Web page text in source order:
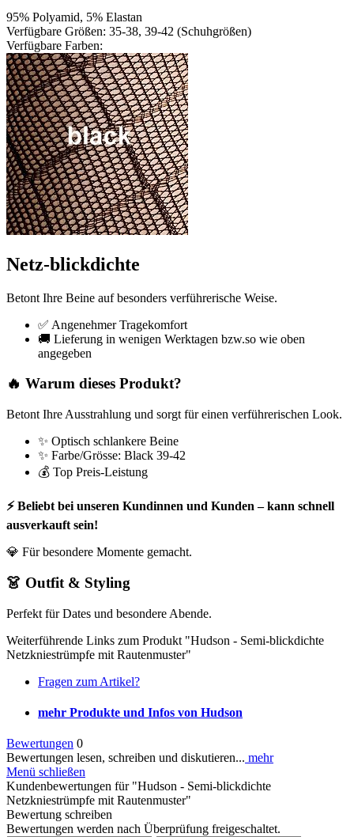
95% Polyamid, 5% Elastan
Verfügbare Größen: 35-38, 39-42 (Schuhgrößen)
Verfügbare Farben:
Netz-blickdichte
Betont Ihre Beine auf besonders verführerische Weise.
✅ Angenehmer Tragekomfort
🚚 Lieferung in wenigen Werktagen bzw.so wie oben
angegeben
🔥 Warum dieses Produkt?
Betont Ihre Ausstrahlung und sorgt für einen verführerischen Look.
✨ Optisch schlankere Beine
✨ Farbe/Grösse: Black 39-42
💰 Top Preis-Leistung
⚡ Beliebt bei unseren Kundinnen und Kunden – kann schnell
ausverkauft sein!
💎 Für besondere Momente gemacht.
👗 Outfit & Styling
Perfekt für Dates und besondere Abende.
Weiterführende Links zum Produkt "Hudson - Semi-blickdichte
Netzkniestrümpfe mit Rautenmuster"
Fragen zum Artikel?
mehr Produkte und Infos von Hudson
Bewertungen 0
Bewertungen lesen, schreiben und diskutieren... mehr
Menü schließen
Kundenbewertungen für "Hudson - Semi-blickdichte
Netzkniestrümpfe mit Rautenmuster"
Bewertung schreiben
Bewertungen werden nach Überprüfung freigeschaltet.